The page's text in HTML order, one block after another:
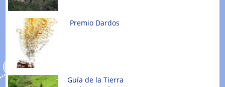
Premio Dardos
Guía de la Tierra